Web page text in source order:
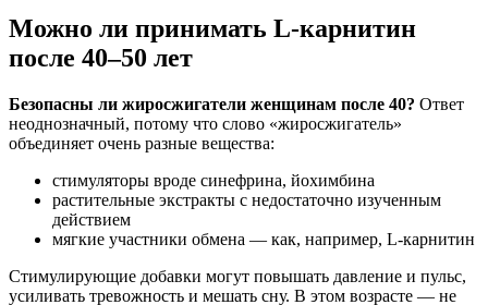
Можно ли принимать L-карнитин
после 40–50 лет
Безопасны ли жиросжигатели женщинам после 40? Ответ
неоднозначный, потому что слово «жиросжигатель»
объединяет очень разные вещества:
стимуляторы вроде синефрина, йохимбина
растительные экстракты с недостаточно изученным
действием
мягкие участники обмена — как, например, L-карнитин
Стимулирующие добавки могут повышать давление и пульс,
усиливать тревожность и мешать сну. В этом возрасте — не